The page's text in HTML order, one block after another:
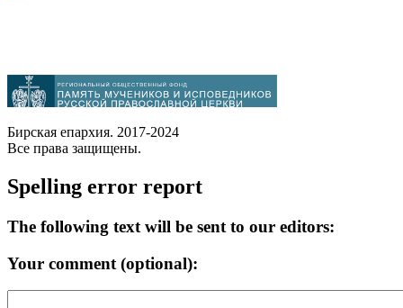
Бирская епархия. 2017-2024
Все права защищены.
Spelling error report
The following text will be sent to our editors:
Your comment (optional):